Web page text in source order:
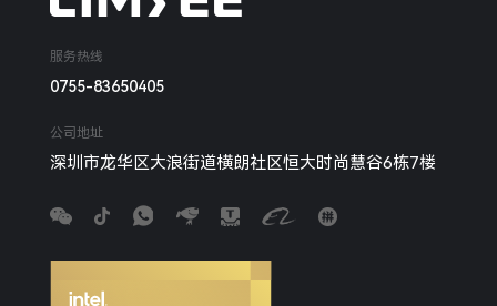
服务热线
0755-83650405
公司地址
深圳市龙华区大浪街道横朗社区恒大时尚慧谷6栋7楼